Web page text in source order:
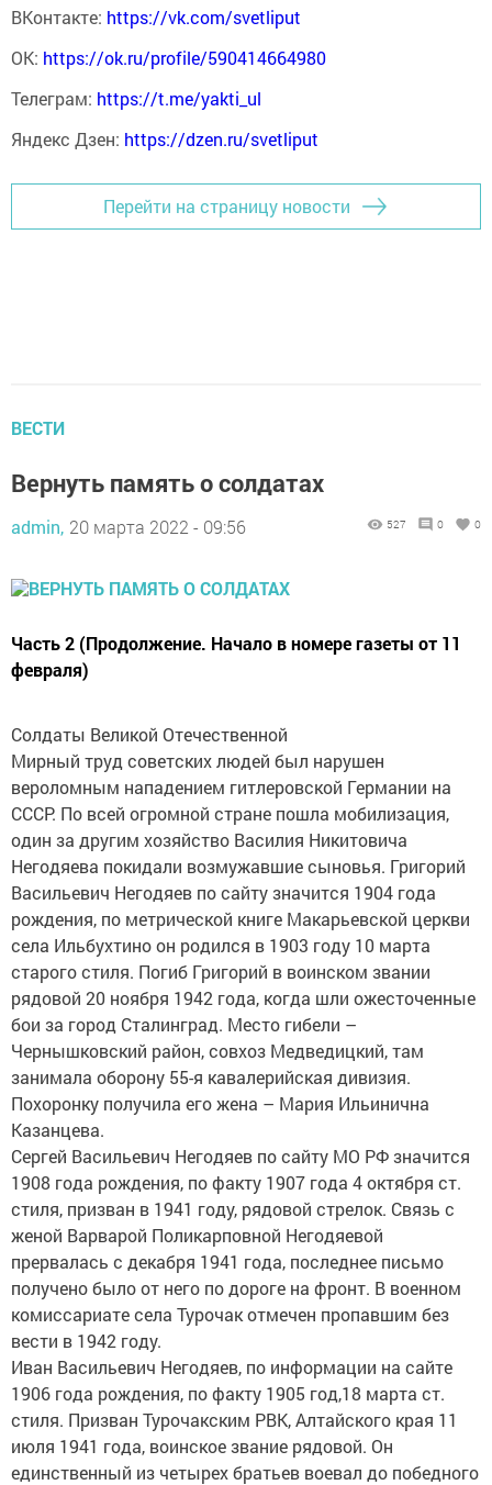
ВКонтакте: https://vk.com/svetliput
ОК: https://ok.ru/profile/590414664980
Телеграм: https://t.me/yakti_ul
Яндекс Дзен: https://dzen.ru/svetliput
Перейти на страницу новости
ВЕСТИ
Вернуть память о солдатах
admin, 20 марта 2022 - 09:56 527 0 0
Часть 2 (Продолжение. Начало в номере газеты от 11
февраля)
Солдаты Великой Отечественной
Мирный труд советских людей был нарушен
вероломным нападением гитлеровской Германии на
СССР. По всей огромной стране пошла мобилизация,
один за другим хозяйство Василия Никитовича
Негодяева покидали возмужавшие сыновья. Григорий
Васильевич Негодяев по сайту значится 1904 года
рождения, по метрической книге Макарьевской церкви
села Ильбухтино он родился в 1903 году 10 марта
старого стиля. Погиб Григорий в воинском звании
рядовой 20 ноября 1942 года, когда шли ожесточенные
бои за город Сталинград. Место гибели –
Чернышковский район, совхоз Медведицкий, там
занимала оборону 55-я кавалерийская дивизия.
Похоронку получила его жена – Мария Ильинична
Казанцева.
Сергей Васильевич Негодяев по сайту МО РФ значится
1908 года рождения, по факту 1907 года 4 октября ст.
стиля, призван в 1941 году, рядовой стрелок. Связь с
женой Варварой Поликарповной Негодяевой
прервалась с декабря 1941 года, последнее письмо
получено было от него по дороге на фронт. В военном
комиссариате села Турочак отмечен пропавшим без
вести в 1942 году.
Иван Васильевич Негодяев, по информации на сайте
1906 года рождения, по факту 1905 год,18 марта ст.
стиля. Призван Турочакским РВК, Алтайского края 11
июля 1941 года, воинское звание рядовой. Он
единственный из четырех братьев воевал до победного